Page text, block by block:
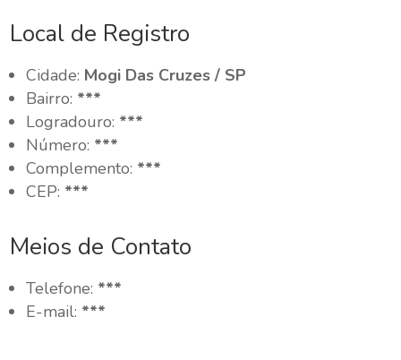
Local de Registro
Cidade: Mogi Das Cruzes / SP
Bairro: ***
Logradouro: ***
Número: ***
Complemento: ***
CEP: ***
Meios de Contato
Telefone: ***
E-mail: ***